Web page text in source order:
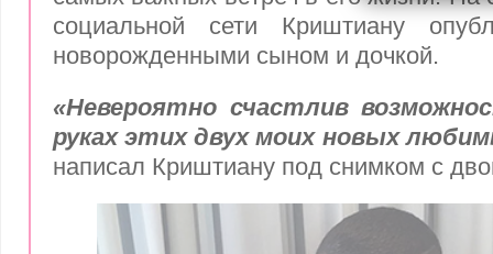
социальной сети Криштиану
новорожденными сыном и дочкой.
«Невероятно счастлив
руках этих двух моих новых
написал Криштиану под снимком с